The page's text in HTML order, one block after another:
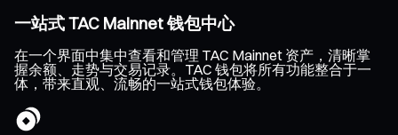
一站式 TAC Mainnet 钱包中心
在一个界面中集中查看和管理 TAC Mainnet 资产，清晰掌
握余额、走势与交易记录。TAC 钱包将所有功能整合于一
体，带来直观、流畅的一站式钱包体验。